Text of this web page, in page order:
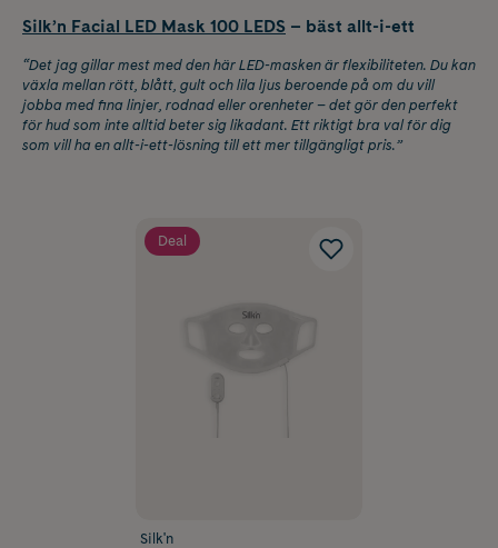
Silk’n Facial LED Mask 100 LEDS – bäst allt-i-ett
“Det jag gillar mest med den här LED-masken är flexibiliteten. Du kan
växla mellan rött, blått, gult och lila ljus beroende på om du vill
jobba med fina linjer, rodnad eller orenheter – det gör den perfekt
för hud som inte alltid beter sig likadant. Ett riktigt bra val för dig
som vill ha en allt-i-ett-lösning till ett mer tillgängligt pris.”
Deal
Silk'n